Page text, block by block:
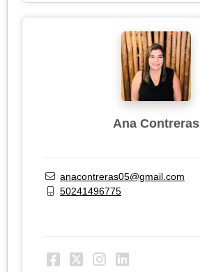
Ana Contreras
anacontreras05@gmail.com
50241496775